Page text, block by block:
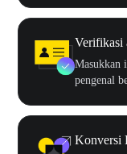
Verifikasi
Masukkan
pengenal
Konversi